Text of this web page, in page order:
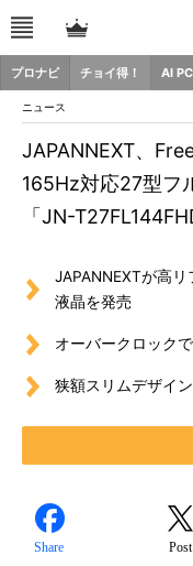
プロナビ チョイ得！ AI
ニュース
JAPANNEXT、
165Hz対応27型フ
「JN-
JAPANNEXTが高
液晶を発売
オーバークロック
狭額スリムデザイ
Share Post